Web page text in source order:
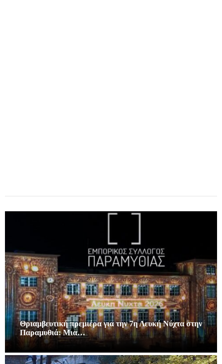
Θριαμβευτική πρεμιέρα για την 7η Λευκή Νύχτα στην
Παραμυθιά: Μια…